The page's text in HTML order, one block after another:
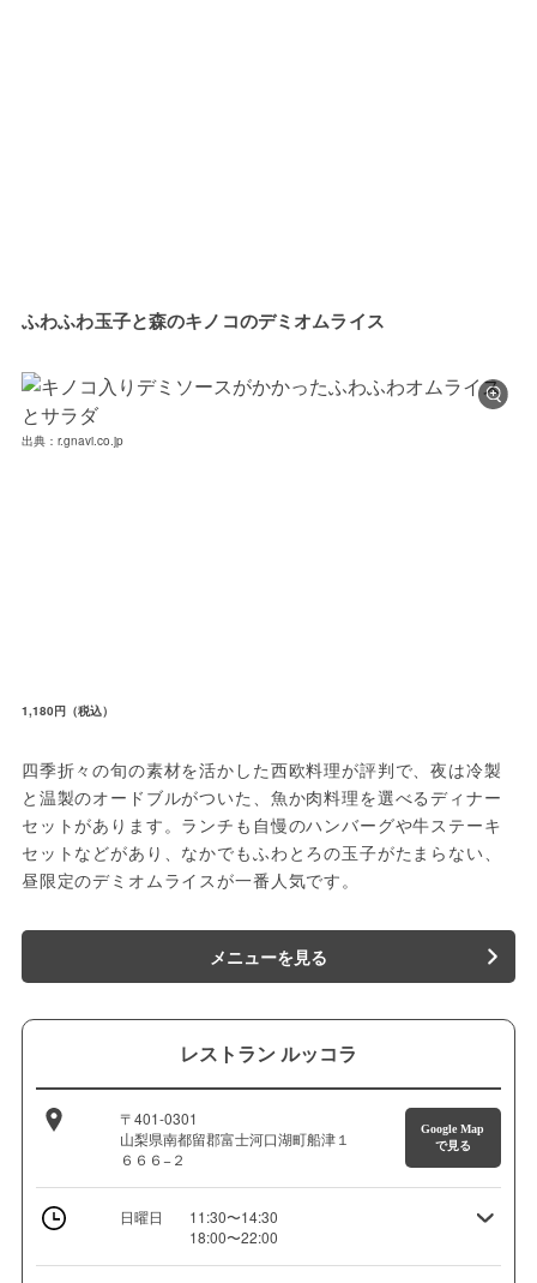
ふわふわ玉子と森のキノコのデミオムライス
出典：r.gnavi.co.jp
1,180円（税込）
四季折々の旬の素材を活かした西欧料理が評判で、夜は冷製
と温製のオードブルがついた、魚か肉料理を選べるディナー
セットがあります。ランチも自慢のハンバーグや牛ステーキ
セットなどがあり、なかでもふわとろの玉子がたまらない、
昼限定のデミオムライスが一番人気です。
メニューを見る
レストラン ルッコラ
〒401-0301
山梨県南都留郡富士河口湖町船津１
６６６−２
Google Map
で見る
日曜日
11:30〜14:30
18:00〜22:00